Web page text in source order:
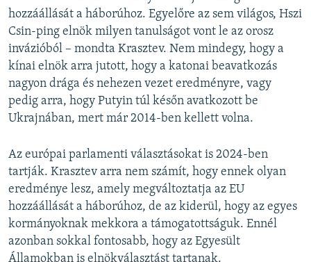
hozzáállását a háborúhoz. Egyelőre az sem világos, Hszi
Csin-ping elnök milyen tanulságot vont le az orosz
invázióból – mondta Krasztev. Nem mindegy, hogy a
kínai elnök arra jutott, hogy a katonai beavatkozás
nagyon drága és nehezen vezet eredményre, vagy
pedig arra, hogy Putyin túl későn avatkozott be
Ukrajnában, mert már 2014-ben kellett volna.
Az európai parlamenti választásokat is 2024-ben
tartják. Krasztev arra nem számít, hogy ennek olyan
eredménye lesz, amely megváltoztatja az EU
hozzáállását a háborúhoz, de az kiderül, hogy az egyes
kormányoknak mekkora a támogatottságuk. Ennél
azonban sokkal fontosabb, hogy az Egyesült
Államokban is elnökválasztást tartanak.